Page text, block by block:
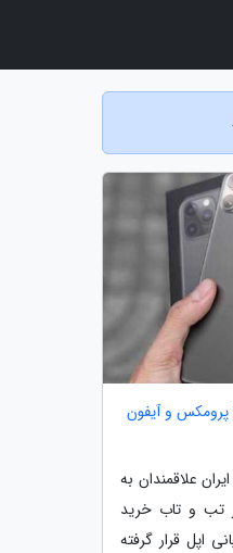
رقابت نفس گیر آیفون 11 پرومکس و آیفون
12 به بازار ایران علاقمندان به
تب و تاب خرید
اپل قرار گرفته